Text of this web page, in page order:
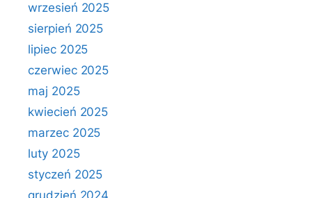
wrzesień 2025
sierpień 2025
lipiec 2025
czerwiec 2025
maj 2025
kwiecień 2025
marzec 2025
luty 2025
styczeń 2025
grudzień 2024